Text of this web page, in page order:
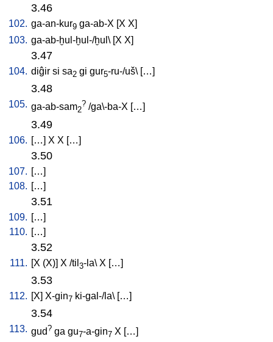
3.46
102. ga-an-kur9 ga-ab-X [X X]
103. ga-ab-ḫul-ḫul-/ḫul \ [X X]
3.47
104. diĝir si sa2 gi gur5-ru-/uš\ […]
3.48
105. ga-ab-sam2
? /ga\-ba-X […]
3.49
106. […] X X […]
3.50
107. […]
108. […]
3.51
109. […]
110. […]
3.52
111. [X (X)] X /til 3-la\ X […]
3.53
112. [X] X-gin7 ki-gal-/la\ […]
3.54
113. gud? ga gu7-a-gin7 X […]